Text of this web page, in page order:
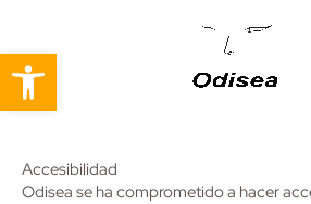
Abrir barra de herramientas
contenido
Accesibilidad
Odisea se ha comprometido a hacer